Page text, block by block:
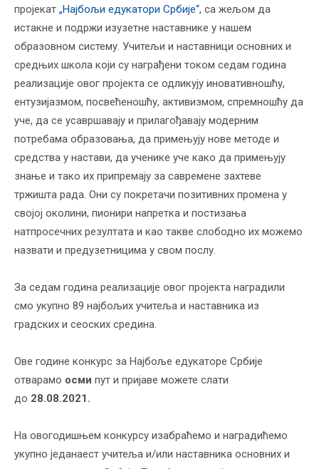
пројекат „Најбољи едукатори Србије“, са жељом да
истакне и подржи изузетне наставнике у нашем
образовном систему. Учитељи и наставници основних и
средњих школа који су награђени током седам година
реализације овог пројекта се одликују иновативношћу,
ентузијазмом, посвећеношћу, активизмом, спремношћу да
уче, да се усавршавају и прилагођавају модерним
потребама образовања, да примењују нове методе и
средства у настави, да ученике уче како да примењују
знање и тако их припремају за савремене захтеве
тржишта рада. Они су покретачи позитивних промена у
својој околини, пионири напретка и постизања
натпросечних резултата и као такве слободно их можемо
назвати и предузетницима у свом послу.
За седам година реализације овог пројекта наградили
смо укупно 89 најбољих учитеља и наставника из
градских и сеоских средина.
Ове године конкурс за Најбоље едукаторе Србије
отварамо осми пут и пријаве можете слати
до 28.08.2021.
На овогодишњем конкурсу изабраћемо и наградићемо
укупно једанаест учитеља и/или наставника основних и